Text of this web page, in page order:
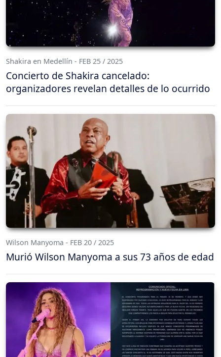
Shakira en Medellín - FEB 25 / 2025
Concierto de Shakira cancelado:
organizadores revelan detalles de lo ocurrido
Wilson Manyoma - FEB 20 / 2025
Murió Wilson Manyoma a sus 73 años de edad